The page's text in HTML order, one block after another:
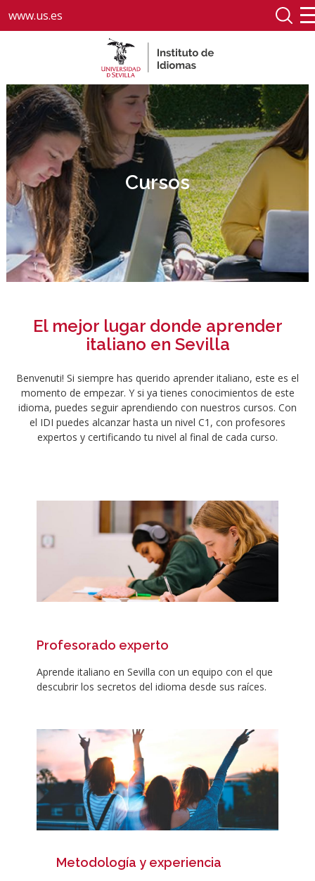
www.us.es
Cursos
El mejor lugar donde aprender
italiano en Sevilla
Benvenuti! Si siempre has querido aprender italiano, este es el
momento de empezar. Y si ya tienes conocimientos de este
idioma, puedes seguir aprendiendo con nuestros cursos. Con
el IDI puedes alcanzar hasta un nivel C1, con profesores
expertos y certificando tu nivel al final de cada curso.
Profesorado experto
Aprende italiano en Sevilla con un equipo con el que
descubrir los secretos del idioma desde sus raíces.
Metodología y experiencia